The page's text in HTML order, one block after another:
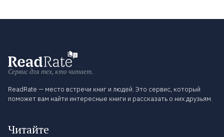
Сервис для тех, кто читает.
ReadRate — место встречи книг и людей. Это сервис, который
поможет вам найти интересные книги и рассказать о них друзьям.
Читайте